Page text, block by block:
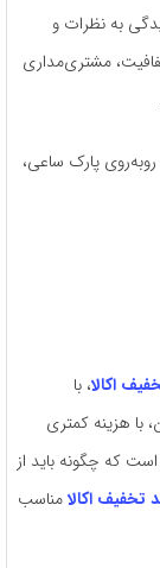
به نظرات و
مشتری‌مداری
روبه‌روی پارک ساعی،
اکالا، با
با هزینه کمتری
که چگونه باید از
تخفیف اکالامناسب